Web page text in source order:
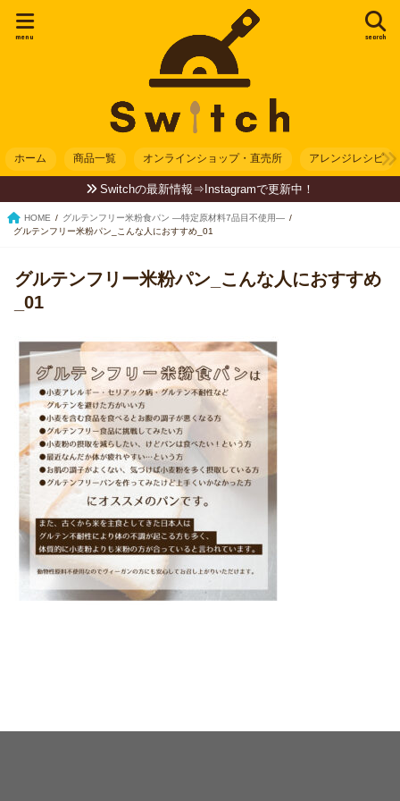
search
menu
ホーム 商品一覧 オンラインショップ・直売所 アレンジレシピ
Switchの最新情報⇒Instagramで更新中！
HOME
グルテンフリー米粉食パン —特定原材料7品目不使用—
グルテンフリー米粉パン_こんな人におすすめ_01
グルテンフリー米粉パン_こんな人におすすめ
_01